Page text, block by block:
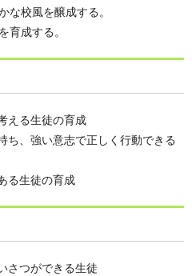
な校風を醸成する。
育成する。
える生徒の育成
ち、強い意志で正しく行動できる
る生徒の育成
さつができる生徒